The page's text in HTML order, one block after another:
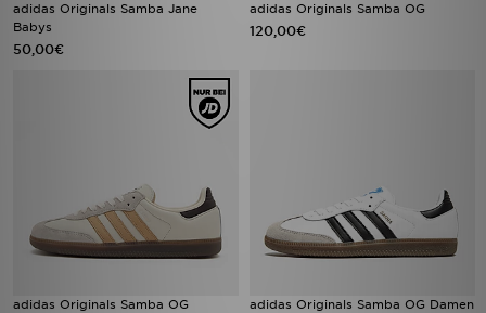
adidas Originals Samba Jane
Babys
50,00€
adidas Originals Samba OG
120,00€
adidas Originals Samba OG adidas Originals Samba OG Damen